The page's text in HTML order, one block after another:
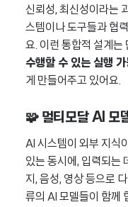
신뢰성, 최신성이라는
스템이나 도구들과 협
요. 이런 통합적 설계는
수행할 수 있는 실행
게 만들어주고 있어요.
🧩 멀티모달 AI 모
AI 시스템이 외부 지식
있는 동시에, 입력되는
지, 음성, 영상 등으로
류의 AI 모델들이 함께